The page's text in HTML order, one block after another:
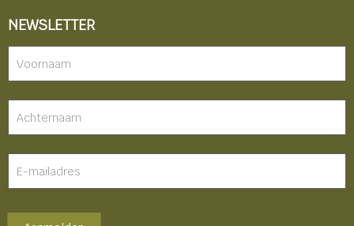
NEWSLETTER
footer